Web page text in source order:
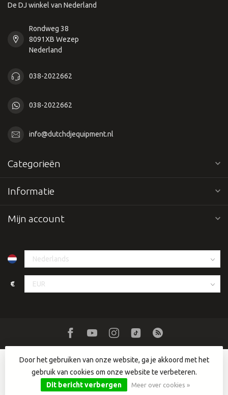
De DJ winkel van Nederland
Rondweg 38
8091XB Wezep
Nederland
038-2022662
038-2022662
info@dutchdjequipment.nl
Categorieën
Informatie
Mijn account
€
© Copyright 2026 Dutch DJ Equipment- Powered byLightspeed
Lightspeed designby Dyvelopment
Door het gebruiken van onze website, ga je akkoord met het
gebruik van cookies om onze website te verbeteren.
Dit bericht verbergen
Meer over cookies »